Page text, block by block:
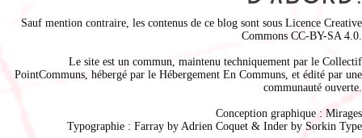
Sauf mention contraire, les contenus de ce blog sont sous Licence Creative
Commons CC-BY-SA 4.0
Le site est un commun, maintenu techniquement par le Collectif
PointCommuns , hébergé par le Hébergement En Communs , et édité par une
communauté ouverte.
Conception graphique : Mirages
Typographie : Farray by Adrien Coquet & Inder by Sorkin Type